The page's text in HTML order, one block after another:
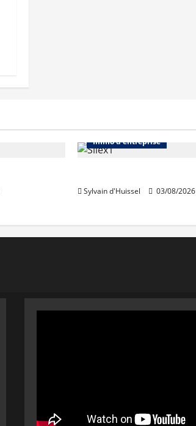
Immo d'entreprise
Sylvain d'Huissel 03/08/2026